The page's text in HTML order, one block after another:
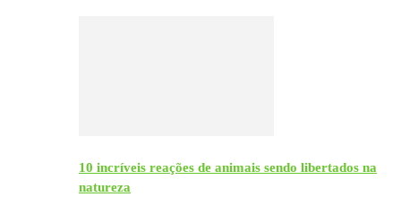
10 incríveis reações de animais sendo libertados na
natureza